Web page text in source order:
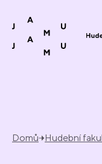
Domů Hudební